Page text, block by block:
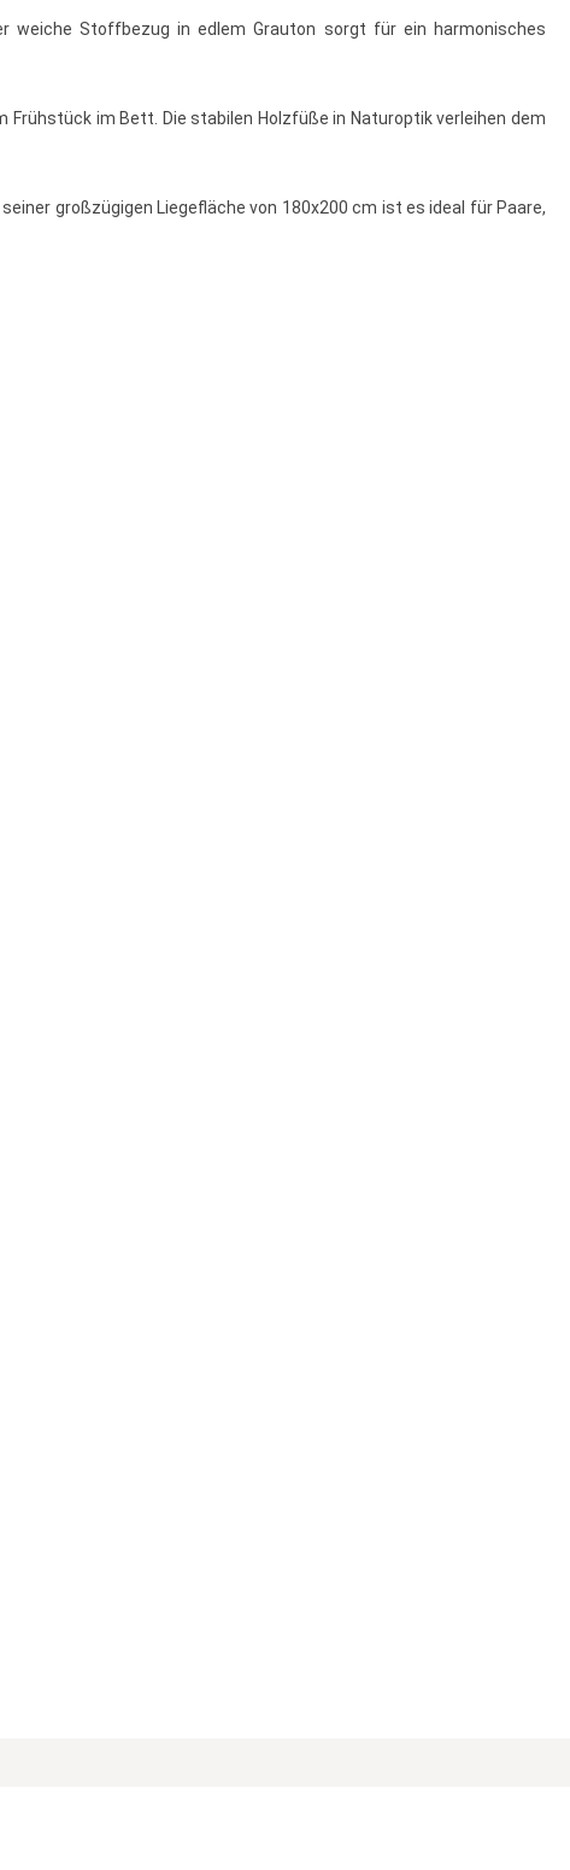
weiche Stoffbezug in edlem Grauton sorgt für ein harmonisches
im Bett. Die stabilen Holzfüße in Naturoptik verleihen dem
großzügigen Liegefläche von 180x200 cm ist es ideal für Paare,